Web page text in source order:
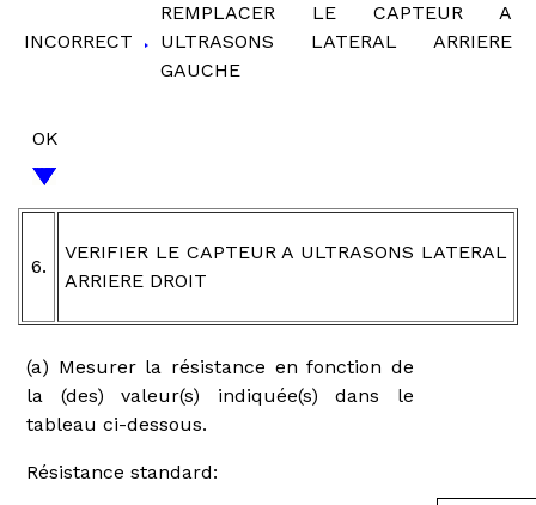
INCORRECT
REMPLACER LE CAPTEUR A
ULTRASONS LATERAL ARRIERE
GAUCHE
OK
6.
VERIFIER LE CAPTEUR A ULTRASONS LATERAL
ARRIERE DROIT
(a) Mesurer la résistance en fonction de
la (des) valeur(s) indiquée(s) dans le
tableau ci-dessous.
Résistance standard: